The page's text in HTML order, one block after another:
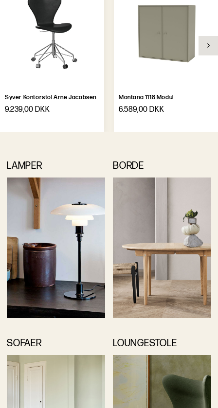
Syver Kontorstol Arne Jacobsen
9.239,00 DKK
Montana 1118 Modul
6.589,00 DKK
LAMPER BORDE
SOFAER LOUNGESTOLE